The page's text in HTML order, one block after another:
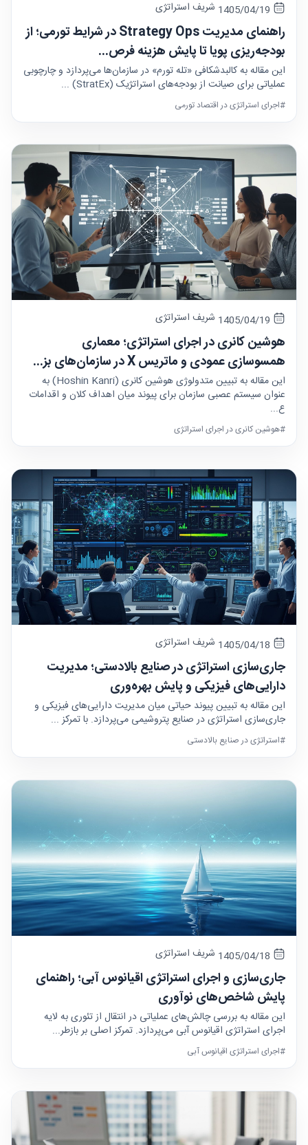
شریف استراتژی
راهنمای مدیریت Strategy Ops در شرایط تورمی؛ از
بودجه‌ریزی پویا تا پایش هزینه فرص...
این مقاله به کالبدشکافی «تله تورم» در سازمان‌ها می‌پردازد و چارچوبی
عملیاتی برای صیانت از بودجه‌های استراتژیک (StratEx) ...
#اجرای استراتژی در اقتصاد تورمی
شریف استراتژی
هوشین کانری در اجرای استراتژی؛ معماری
همسوسازی عمودی و ماتریس X در سازمان‌های بز...
این مقاله به تبیین متدولوژی هوشین کانری (Hoshin Kanri) به
عنوان سیستم عصبی سازمان برای پیوند میان اهداف کلان و اقدامات
ع...
#هوشین کانری در اجرای استراتژی
شریف استراتژی
جاری‌سازی استراتژی در صنایع بالادستی؛ مدیریت
دارایی‌های فیزیکی و پایش بهره‌وری
این مقاله به تبیین پیوند حیاتی میان مدیریت دارایی‌های فیزیکی و
جاری‌سازی استراتژی در صنایع پتروشیمی می‌پردازد. با تمرکز ...
#استراتژی در صنایع بالادستی
شریف استراتژی
جاری‌سازی و اجرای استراتژی اقیانوس آبی؛ راهنمای
پایش شاخص‌های نوآوری
این مقاله به بررسی چالش‌های عملیاتی در انتقال از تئوری به لایه
اجرای استراتژی اقیانوس آبی می‌پردازد. تمرکز اصلی بر بازطر...
#اجرای استراتژی اقیانوس آبی